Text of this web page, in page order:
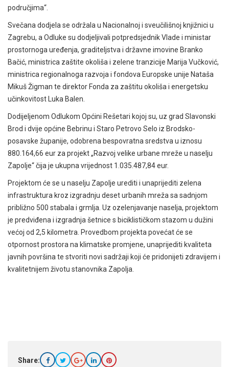
područjima“.
Svečana dodjela se održala u Nacionalnoj i sveučilišnoj knjižnici u
Zagrebu, a Odluke su dodjeljivali potpredsjednik Vlade i ministar
prostornoga uređenja, graditeljstva i državne imovine Branko
Bačić, ministrica zaštite okoliša i zelene tranzicije Marija Vučković,
ministrica regionalnoga razvoja i fondova Europske unije Nataša
Mikuš Žigman te direktor Fonda za zaštitu okoliša i energetsku
učinkovitost Luka Balen.
Dodijeljenom Odlukom Općini Rešetari kojoj su, uz grad Slavonski
Brod i dvije općine Bebrinu i Staro Petrovo Selo iz Brodsko-
posavske županije, odobrena bespovratna sredstva u iznosu
880.164,66 eur za projekt „Razvoj velike urbane mreže u naselju
Zapolje“ čija je ukupna vrijednost 1.035.487,84 eur.
Projektom će se u naselju Zapolje urediti i unaprijediti zelena
infrastruktura kroz izgradnju deset urbanih mreža sa sadnjom
približno 500 stabala i grmlja. Uz ozelenjavanje naselja, projektom
je predviđena i izgradnja šetnice s biciklističkom stazom u dužini
većoj od 2,5 kilometra. Provedbom projekta povećat će se
otpornost prostora na klimatske promjene, unaprijediti kvaliteta
javnih površina te stvoriti novi sadržaji koji će pridonijeti zdravijem i
kvalitetnijem životu stanovnika Zapolja.
Share: